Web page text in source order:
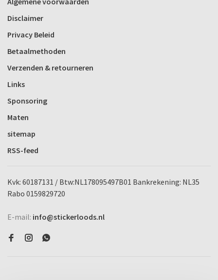
Disclaimer
Privacy Beleid
Betaalmethoden
Verzenden & retourneren
Links
Sponsoring
Maten
sitemap
RSS-feed
Kvk: 60187131 / Btw:NL178095497B01 Bankrekening: NL35
Rabo 0159829720
E-mail: info@stickerloods.nl